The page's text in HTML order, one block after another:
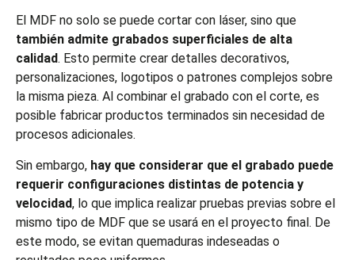
El MDF no solo se puede cortar con láser, sino que
también admite grabados superficiales de alta
calidad. Esto permite crear detalles decorativos,
personalizaciones, logotipos o patrones complejos sobre
la misma pieza. Al combinar el grabado con el corte, es
posible fabricar productos terminados sin necesidad de
procesos adicionales.
Sin embargo, hay que considerar que el grabado puede
requerir configuraciones distintas de potencia y
velocidad, lo que implica realizar pruebas previas sobre el
mismo tipo de MDF que se usará en el proyecto final. De
este modo, se evitan quemaduras indeseadas o